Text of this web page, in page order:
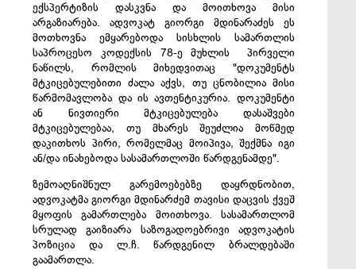
ექსპერტიზის დასკვნა და მოითხოვა მისი
არგაზიარება. ადვოკატ გიორგი მდინარაძეს ეს
მოთხოვნა ემყარებოდა სისხლის სამართლის
საპროცესო კოდექსის 78-ე მუხლის პირველი
ნაწილს, რომლის მიხედვითაც "დოკუმენტს
მტკიცებულებითი ძალა აქვს, თუ ცნობილია მისი
წარმომავლობა და ის ავთენტიკურია. დოკუმენტი
ან ნივთიერი მტკიცებულება დასაშვები
მტკიცებულებაა, თუ მხარეს შეუძლია მოწმედ
დაკითხოს პირი, რომელმაც მოიპივა, შექმნა იგი
ან/და ინახებოდა სასამართლოში წარდგენამდე".
ზემოაღნიშნულ გარემოებებზე დაყრდნობით,
ადვოკატმა გიორგი მდინარძემ თავისი დაცვის ქვეშ
მყოფის გამართლება მოითხოვა. სასამართლომ
სრულად გაიზიარა საზოგადოებრივი ადვოკატის
პოზიცია და ლ.ჩ. წარდგენილ ბრალდებაში
გაამართლა.